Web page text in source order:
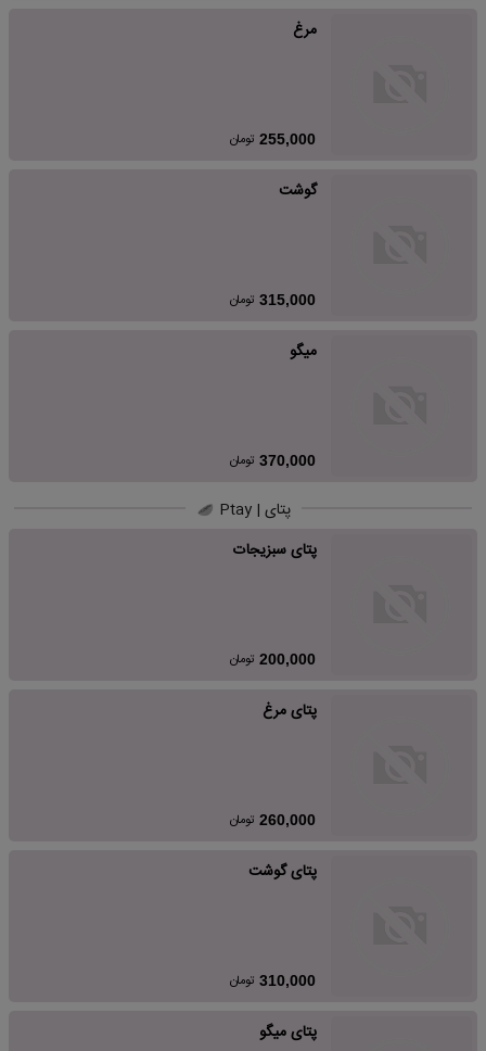
مرغ
255,000 تومان
گوشت
315,000 تومان
میگو
370,000 تومان
پتای | Ptay
پتای سبزیجات
200,000 تومان
پتای مرغ
260,000 تومان
پتای گوشت
310,000 تومان
پتای میگو